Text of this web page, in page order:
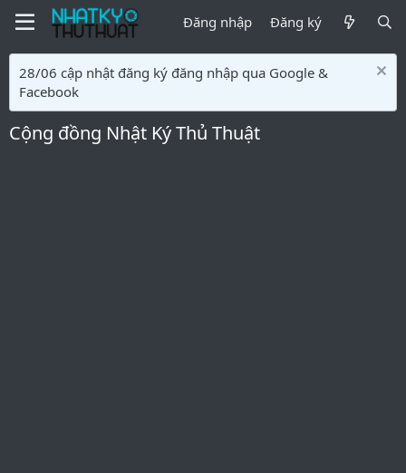
Đăng nhập Đăng ký
28/06 cập nhật đăng ký đăng nhập qua Google &
Facebook
Cộng đồng Nhật Ký Thủ Thuật